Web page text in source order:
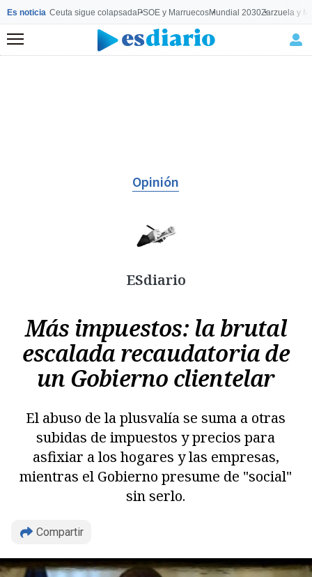
Es noticia Ceuta sigue colapsadaPSOE y MarruecosMundial 2030Zarzuela y
Menú
Opinión
ESdiario
Más impuestos: la brutal
escalada recaudatoria de
un Gobierno clientelar
El abuso de la plusvalía se suma a otras
subidas de impuestos y precios para
asfixiar a los hogares y las empresas,
mientras el Gobierno presume de "social"
sin serlo.
Compartir